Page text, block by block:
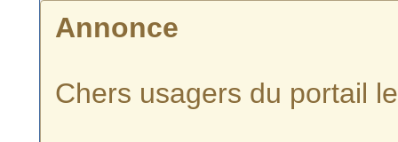
Annonce
Chers usagers du portail